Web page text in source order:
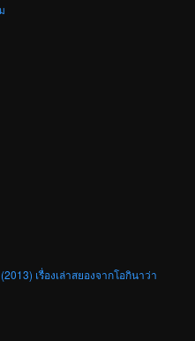
เรื่องเล่าสยองจากโอกินาว่า